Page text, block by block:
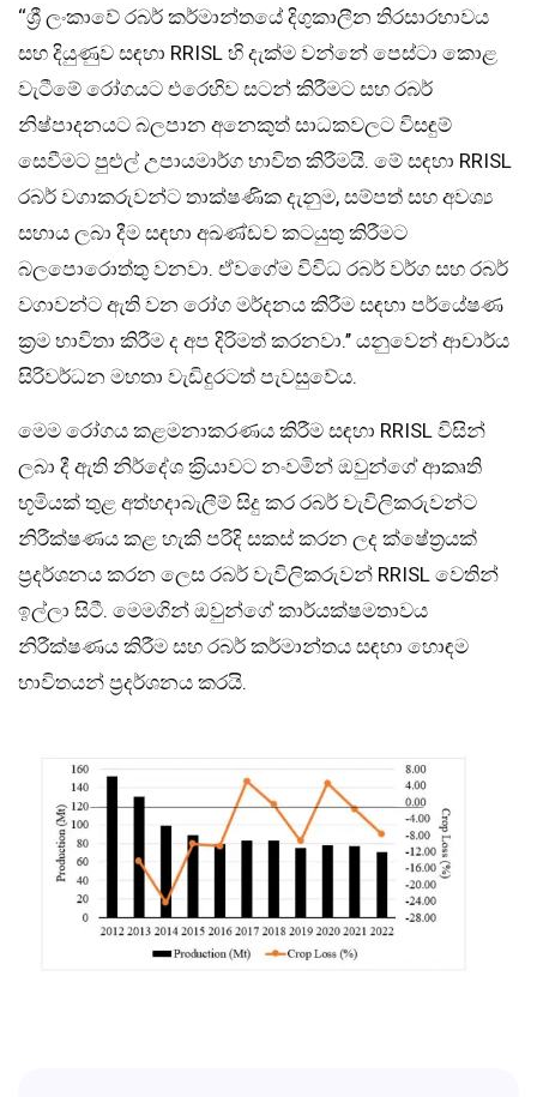
‘‘ශ්‍රී ලංකාවේ රබර් කර්මාන්තයේ දිගුකාලීන තිරසාරභාවය
සහ දියුණුව සඳහා RRISL හි දැක්ම වන්නේ පෙස්ටා කොළ
වැටීමේ රෝගයට එරෙහිව සටන් කිරීමට සහ රබර්
නිෂ්පාදනයට බලපාන අනෙකුත් සාධකවලට විසඳුම්
සෙවීමට පුළුල් උපායමාර්ග භාවිත කිරීමයි. මේ සඳහා RRISL
රබර් වගාකරුවන්ට තාක්ෂණික දැනුම, සම්පත් සහ අවශ්‍ය
සහාය ලබා දීම සඳහා අඛණ්ඩව කටයුතු කිරීමට
බලපොරොත්තු වනවා. ඒවගේම විවිධ රබර් වර්ග සහ රබර්
වගාවන්ට ඇති වන රෝග මර්දනය කිරීම සඳහා පර්යේෂණ
ක‍්‍රම භාවිතා කිරීම ද අප දිරිමත් කරනවා.’’ යනුවෙන් ආචාර්ය
සිරිවර්ධන මහතා වැඩිදුරටත් පැවසුවේය.
මෙම රෝගය කළමනාකරණය කිරීම සඳහා RRISL විසින්
ලබා දී ඇති නිර්දේශ ක‍්‍රියාවට නංවමින් ඔවුන්ගේ ආකෘති
භූමියක් තුළ අත්හදාබැලීම් සිදු කර රබර් වැවිලිකරුවන්ට
නිරීක්ෂණය කළ හැකි පරිදි සකස් කරන ලද ක්ෂේත‍්‍රයක්
ප‍්‍රදර්ශනය කරන ලෙස රබර් වැවිලිකරුවන් RRISL වෙතින්
ඉල්ලා සිටී. මෙමගින් ඔවුන්ගේ කාර්යක්ෂමතාවය
නිරීක්ෂණය කිරීම සහ රබර් කර්මාන්තය සඳහා හොඳම
භාවිතයන් ප‍්‍රදර්ශනය කරයි.